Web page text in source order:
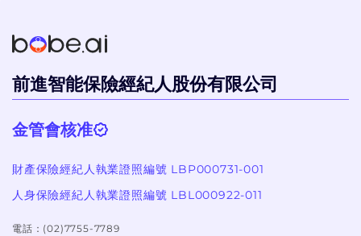
前進智能保險經紀人股份有限公司
金管會核准
財產保險經紀人執業證照編號 LBP000731-001
人身保險經紀人執業證照編號 LBL000922-011
電話： (02)7755-7789